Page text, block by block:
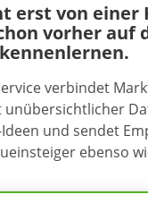
erst von einer
vorher auf
verbindet
und sendet
ebenso